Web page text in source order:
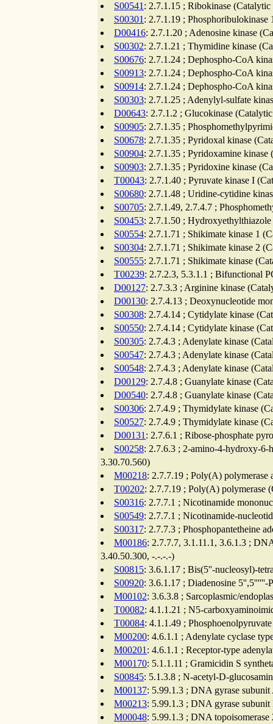
S00541 : 2.7.1.15 ; Ribokinase
S00301 : 2.7.1.19 ;
D00416: 2.7.1.20 ; Adenosine kinase
S00302: 2.7.1.21 ; Thymidine kinase
S00676: 2.7.1.24 ; Dephospho-CoA
S00913: 2.7.1.24 ; Dephospho-CoA
S00914: 2.7.1.24 ; Dephospho-CoA
S00303: 2.7.1.25 ; Adenylyl-sulfate
D00643: 2.7.1.2 ; Glucokinase
S00905: 2.7.1.35 ;
S00678: 2.7.1.35 ; Pyridoxal kinase
S00904: 2.7.1.35 ; Pyridoxamine
S00903: 2.7.1.35 ; Pyridoxine kinase
T00043: 2.7.1.40 ; Pyruvate kinase I
S00680: 2.7.1.48 ; Uridine-cytidine
S00705: 2.7.1.49, 2.7.4.7 ;
S00453: 2.7.1.50 ;
S00554: 2.7.1.71 ; Shikimate kinase 1
S00304: 2.7.1.71 ; Shikimate kinase 2
S00555: 2.7.1.71 ; Shikimate kinase
T00239: 2.7.2.3, 5.3.1.1 ; Bifunctional
D00127: 2.7.3.3 ; Arginine kinase
D00130: 2.7.4.13 ; Deoxynucleotide
S00308: 2.7.4.14 ; Cytidylate kinase
S00550: 2.7.4.14 ; Cytidylate kinase
S00305: 2.7.4.3 ; Adenylate kinase
S00547: 2.7.4.3 ; Adenylate kinase
S00548: 2.7.4.3 ; Adenylate kinase
D00129: 2.7.4.8 ; Guanylate kinase
D00540: 2.7.4.8 ; Guanylate kinase
S00306: 2.7.4.9 ; Thymidylate kinase
S00527: 2.7.4.9 ; Thymidylate kinase
D00131 : 2.7.6.1 ; Ribose-phosphate
S00258: 2.7.6.3 ; 2-amino-4-hydroxy-
3.30.70.560)
M00218: 2.7.7.19 ; Poly(A) polymerase
T00202: 2.7.7.19 ; Poly(A) polymerase
S00316: 2.7.7.1 ; Nicotinamide
S00549: 2.7.7.1 ; Nicotinamide-
S00317: 2.7.7.3 ; Phosphopantetheine
M00186: 2.7.7.7, 3.1.11.1, 3.6.1.3 ;
3.40.50.300, -.-.-.-)
S00815: 3.6.1.17 ; Bis(5''-nucleosyl)-
S00920: 3.6.1.17 ; Diadenosine 5'',5''''''-
M00102: 3.6.3.8 ; Sarcoplasmic/
T00082: 4.1.1.21 ; N5-
T00084: 4.1.1.49 ;
M00200: 4.6.1.1 ; Adenylate cyclase
M00201 : 4.6.1.1 ; Receptor-type
M00170: 5.1.1.11 ; Gramicidin S
S00845: 5.1.3.8 ; N-acetyl-D-
M00137: 5.99.1.3 ; DNA gyrase
M00213: 5.99.1.3 ; DNA gyrase
M00048: 5.99.1.3 ; DNA